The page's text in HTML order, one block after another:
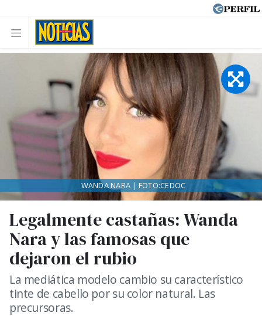
Legalmente castañas: Wanda
Nara y las famosas que
dejaron el rubio
La mediática modelo cambio su característico
tinte de cabello por su color natural. Las
precursoras.
WANDA NARA | FOTO:CEDOC